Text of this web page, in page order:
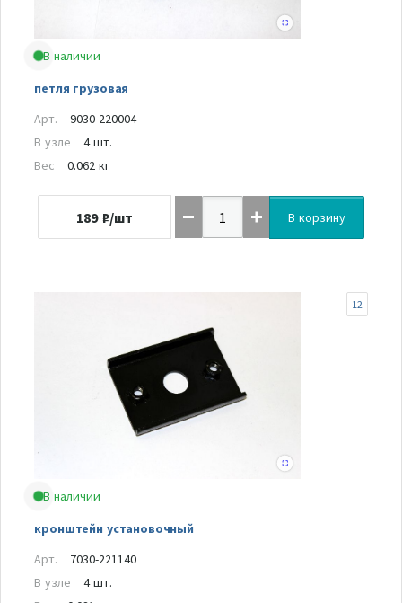
В наличии
петля грузовая
Арт.
9030-220004
В узле
4 шт.
Вес
0.062 кг
189 ₽/шт В корзину
В наличии
кронштейн установочный
12
Арт.
7030-221140
В узле
4 шт.